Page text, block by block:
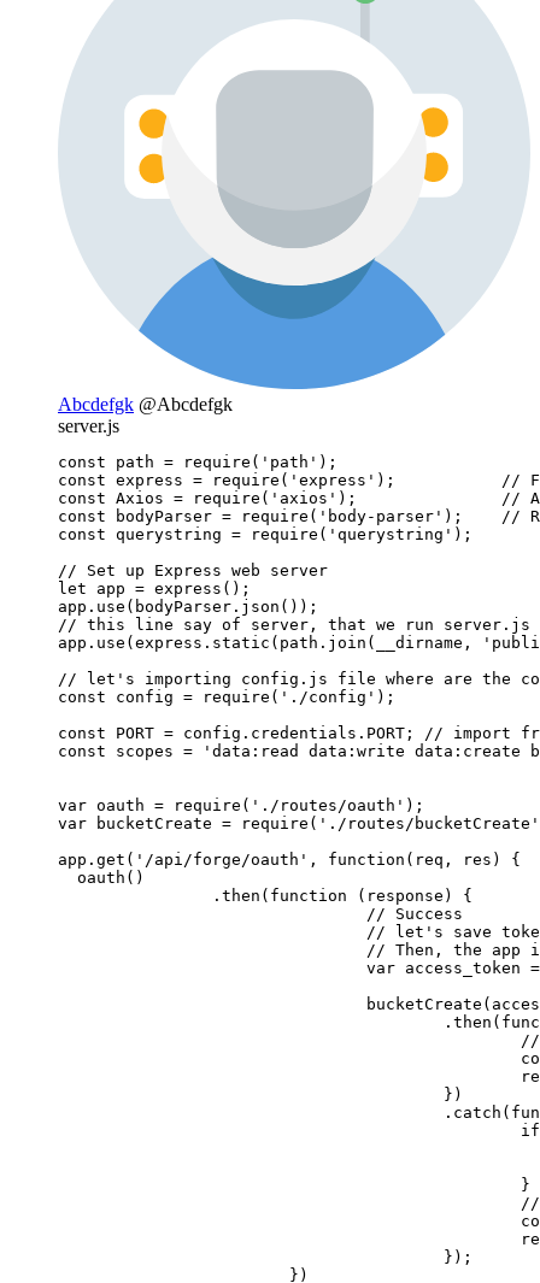
Abcdefgk @Abcdefgk
server.js
const path = require('path');
const express = require('express');           //
const Axios = require('axios');               // A
const bodyParser = require('body-parser');    //
const querystring = require('querystring');
// Set up Express web server
let app = express();
app.use(bodyParser.json());
// this line say of server, that we run server.js
app.use(express.static(path.join(__dirname,
// let's importing config.js file where are the
const config = require('./config');
const PORT = config.credentials.PORT; // import
const scopes = 'data:read data:write data:create
var oauth = require('./routes/oauth');
var bucketCreate = require('./routes/
app.get('/api/forge/oauth', function(req, res) {
  oauth()